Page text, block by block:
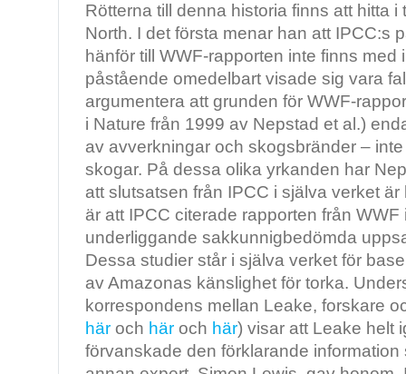
Rötterna till denna historia finns att hitta i
North. I det första menar han att IPCC:s
hänför till WWF-rapporten inte finns med
påstående omedelbart visade sig vara
argumentera att grunden för WWF-
i Nature från 1999 av Nepstad et al.)
av avverkningar och skogsbränder –
skogar. På dessa olika yrkanden har
att slutsatsen från IPCC i själva verket
är att IPCC citerade rapporten från WWF
underliggande sakkunnigbedömda
Dessa studier står i själva verket för
av Amazonas känslighet för torka.
korrespondens mellan Leake, forskare
här och här och här) visar att Leake helt
förvanskade den förklarande